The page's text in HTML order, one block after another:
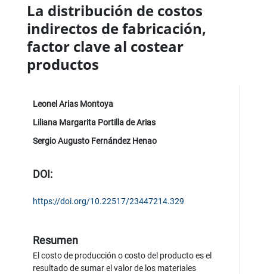
La distribución de costos
indirectos de fabricación,
factor clave al costear
productos
Leonel Arias Montoya
Liliana Margarita Portilla de Arias
Sergio Augusto Fernández Henao
DOI:
https://doi.org/10.22517/23447214.329
Resumen
El costo de producción o costo del producto es el
resultado de sumar el valor de los materiales